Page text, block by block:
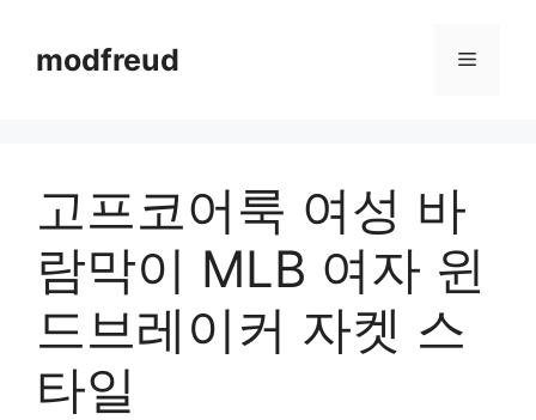
contentmodfreud Menu
고프코어룩 여성 바
람막이 MLB 여자 윈
드브레이커 자켓 스
타일